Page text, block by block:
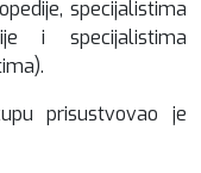
specijalistima
i specijalistima
prisustvovao je